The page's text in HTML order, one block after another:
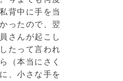
背中に手を当
ったので、翌
さんが起こし
たって言われ
（本当にさく
、小さな手を